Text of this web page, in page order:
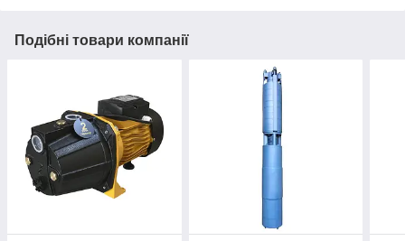
Подібні товари компанії